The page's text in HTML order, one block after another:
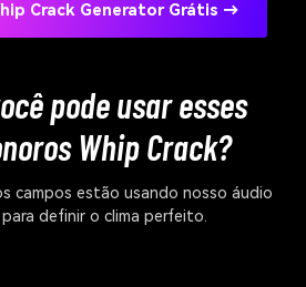
Crack Generator Grátis →
pode usar esses
Whip Crack?
campos estão usando nosso áudio
definir o clima perfeito.